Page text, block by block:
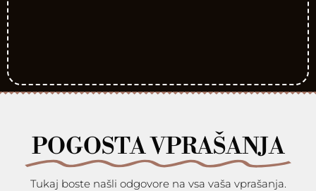
POGOSTA VPRAŠANJA
Tukaj boste našli odgovore na vsa vaša vprašanja.